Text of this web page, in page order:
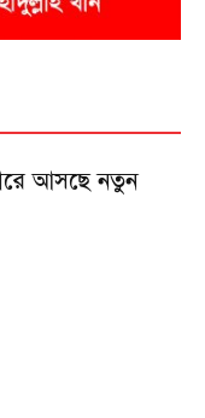
আসছে নতুন